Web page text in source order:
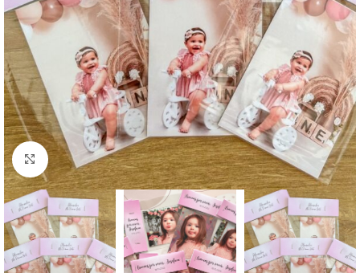
Click to enlarge